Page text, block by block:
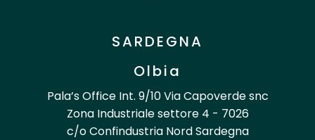
SARDEGNA
Olbia
Pala’s Office Int. 9/10 Via Capoverde snc
Zona Industriale settore 4 - 7026
c/o Confindustria Nord Sardegna